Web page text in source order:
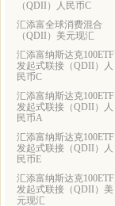
（QDII）人民币C
汇添富全球消费混合
（QDII）美元现汇
汇添富纳斯达克100ETF
发起式联接（QDII）人
民币C
汇添富纳斯达克100ETF
发起式联接（QDII）人
民币A
汇添富纳斯达克100ETF
发起式联接（QDII）人
民币E
汇添富纳斯达克100ETF
发起式联接（QDII）美
元现汇